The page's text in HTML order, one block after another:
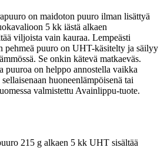
on maidoton puuro ilman lisättyä
5 kk iästä alkaen
viljoista vain kauraa. Lempeästi
pehmeä puuro on UHT-käsitelty ja säilyy
Se onkin kätevä matkaeväs.
puuroa on helppo annostella vaikka
huoneenlämpöisenä tai
valmistettu Avainlippu-tuote.
215 g alkaen 5 kk UHT sisältää